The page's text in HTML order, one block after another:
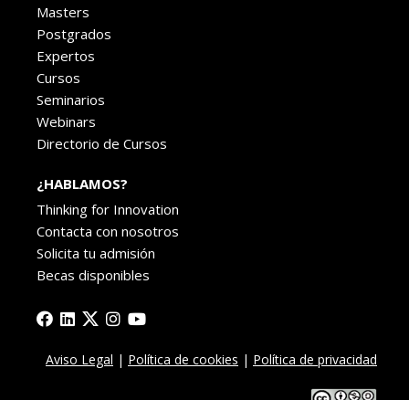
Masters
Postgrados
Expertos
Cursos
Seminarios
Webinars
Directorio de Cursos
¿HABLAMOS?
Thinking for Innovation
Contacta con nosotros
Solicita tu admisión
Becas disponibles
Facebook
Linkedin
X Instagram
YouTube
Aviso Legal | Política de cookies | Política de privacidad